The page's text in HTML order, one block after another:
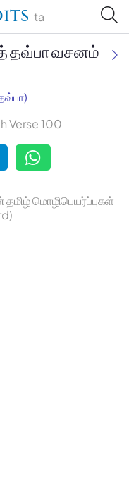
ta
தவ்பா வசனம்
Verse 100
மொழிபெயர்ப்புகள்